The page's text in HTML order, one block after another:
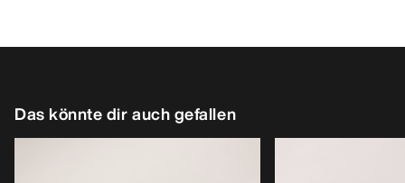
Das könnte dir auch gefallen